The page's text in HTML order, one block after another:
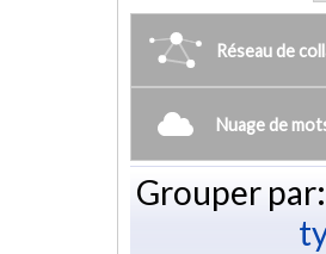
Réseau de
Nuage de
Grouper par: